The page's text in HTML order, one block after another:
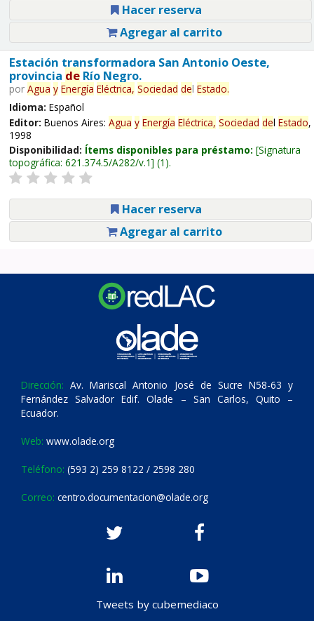
Hacer reserva
Agregar al carrito
Estación transformadora San Antonio Oeste,
provincia deRío Negro.
por Agua y Energía Eléctrica, Sociedad del Estado.
Idioma: Español
Editor: Buenos Aires: Agua y Energía Eléctrica, Sociedad del Estado,
1998
Disponibilidad: Ítems disponibles para préstamo: Signatura
topográfica: 621.374.5/A282/v.1 (1).
Hacer reserva
Agregar al carrito
Dirección: Av. Mariscal Antonio José de Sucre N58-63 y
Fernández Salvador Edif. Olade – San Carlos, Quito –
Ecuador.
Web: www.olade.org
Teléfono: (593 2) 259 8122 / 2598 280
Correo: centro.documentacion@olade.org
Tweets by cubemediaco